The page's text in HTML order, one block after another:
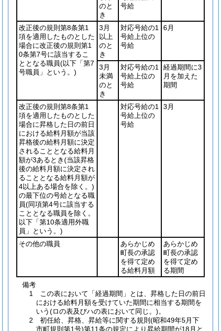
のと
き
号給
改正後の規則第8条第1
項を適用したものとした
場合に改正後の規則第1
0条第7号に該当するこ
ととなる職員(以下「第7
号職員」という。)
3月
以上
のと
き
対応号給の1
号給上位の
号給
6月
3月
未満
のと
き
対応号給の1
号給上位の
号給
経過期間に3
月を加えた
期間
改正後の規則第8条第1
項を適用したものとした
場合に昇格した日の前日
における給料月額が当該
昇格後の給料月額に決定
されることとなる給料月
額が3あるとき(当該昇格
後の給料月額に決定され
ることとなる給料月額が
4以上ある場合を除く。)
の最下位の号給となる職
員(同項第4号に該当する
こととなる職員を除く。
以下「第10条適用外職
員」という。)
対応号給の1
号給上位の
号給
3月
その他の職員
あらかじめ
町長の承認
を得て定め
る給料月額
あらかじめ
町長の承認
を得て定め
る期間
備考
1 この表において「経過期間」とは、昇格した日の前日
における給料月額を受けていた期間に相当する期間を
いう(ロの表及びハの表において同じ。)。
2 初任給、昇格、昇給等に関する規則(昭和49年5月下
市町規則第1号)第11条の規定により昇給期間が18月と